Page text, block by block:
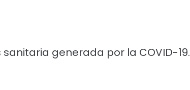
generada por la COVID-19.